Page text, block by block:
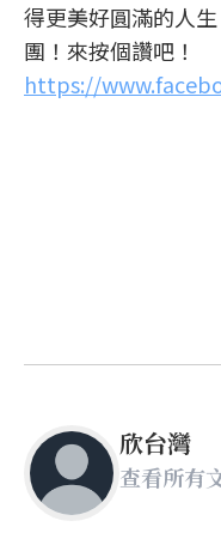
得更美好圓滿的人
團！來按個讚吧！
https://
欣台灣
查看所有